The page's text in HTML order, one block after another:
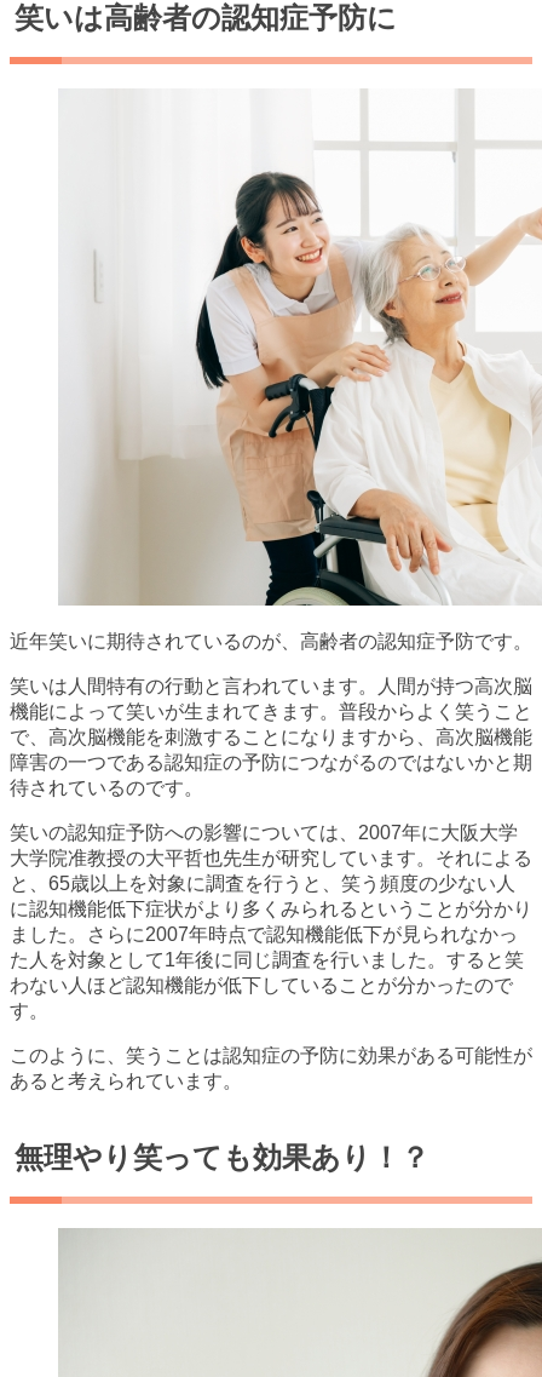
笑いは高齢者の認知症予防に
近年笑いに期待されているのが、高齢者の認知症予防です。
笑いは人間特有の行動と言われています。人間が持つ高次脳
機能によって笑いが生まれてきます。普段からよく笑うこと
で、高次脳機能を刺激することになりますから、高次脳機能
障害の一つである認知症の予防につながるのではないかと期
待されているのです。
笑いの認知症予防への影響については、2007年に大阪大学
大学院准教授の大平哲也先生が研究しています。それによる
と、65歳以上を対象に調査を行うと、笑う頻度の少ない人
に認知機能低下症状がより多くみられるということが分かり
ました。さらに2007年時点で認知機能低下が見られなかっ
た人を対象として1年後に同じ調査を行いました。すると笑
わない人ほど認知機能が低下していることが分かったので
す。
このように、笑うことは認知症の予防に効果がある可能性が
あると考えられています。
無理やり笑っても効果あり！？